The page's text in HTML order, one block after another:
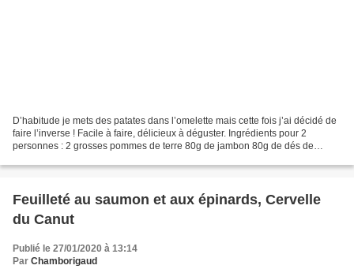
D’habitude je mets des patates dans l’omelette mais cette fois j’ai décidé de
faire l’inverse ! Facile à faire, délicieux à déguster. Ingrédients pour 2
personnes : 2 grosses pommes de terre 80g de jambon 80g de dés de
Feuilleté au saumon et aux épinards, Cervelle
du Canut
Publié le 27/01/2020 à 13:14
Par Chamborigaud